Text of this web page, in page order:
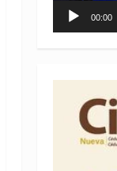
00:00